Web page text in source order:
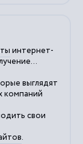
интернет-
выглядят
компаний
свои
.